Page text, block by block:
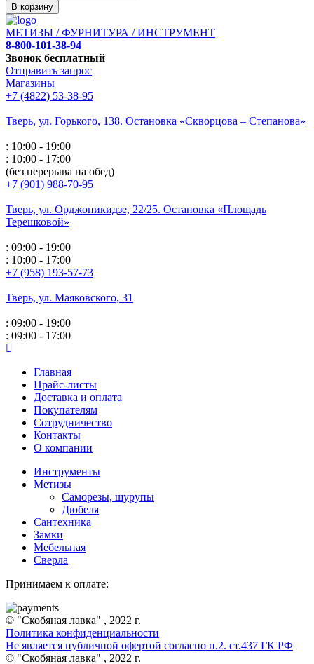
В корзину
МЕТИЗЫ / ФУРНИТУРА / ИНСТРУМЕНТ
8-800-101-38-94
Звонок бесплатный
Отправить запрос
Магазины
+7 (4822) 53-38-95
Тверь, ул. Горького, 138. Остановка «Скворцова – Степанова»
: 10:00 - 19:00
: 10:00 - 17:00
(без перерыва на обед)
+7 (901) 988-70-95
Тверь, ул. Орджоникидзе, 22/25. Остановка «Площадь
Терешковой»
: 09:00 - 19:00
: 10:00 - 17:00
+7 (958) 193-57-73
Тверь, ул. Маяковского, 31
: 09:00 - 19:00
: 09:00 - 17:00
Главная
Прайс-листы
Доставка и оплата
Покупателям
Сотрудничество
Контакты
О компании
Инструменты
Метизы
Саморезы, шурупы
Дюбеля
Сантехника
Замки
Мебельная
Сверла
Принимаем к оплате:
© "Скобяная лавка" , 2022 г.
Политика конфиденциальности
Не является публичной офертой согласно п.2. ст.437 ГК РФ
© "Скобяная лавка" , 2022 г.